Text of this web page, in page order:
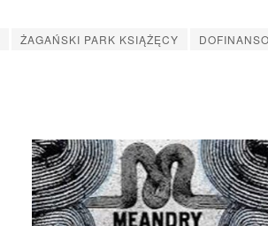
ŻAGAŃSKI PARK KSIĄŻĘCY